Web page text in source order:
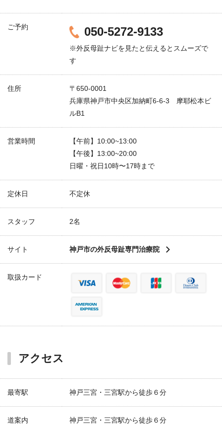
ご予約 050-5272-9133
※外反母趾ナビを見たと伝えるとスムーズで
す
住所
〒650-0001
兵庫県神戸市中央区加納町6-6-3 摩耶松本ビ
ルB1
営業時間
【午前】10:00~13:00
【午後】13:00~20:00
日曜・祝日10時〜17時まで
定休日 不定休
スタッフ 2名
サイト 神戸市の外反母趾専門治療院
取扱カード
アクセス
最寄駅 神戸三宮・三宮駅から徒歩６分
道案内 神戸三宮・三宮駅から徒歩６分